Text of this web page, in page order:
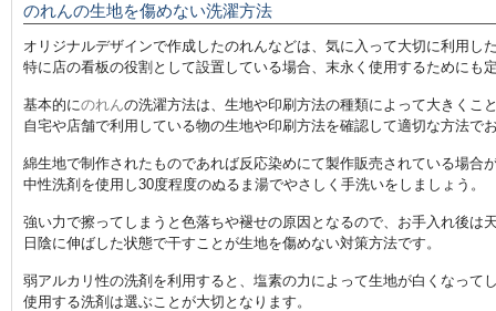
のれんの生地を傷めない洗濯方法
オリジナルデザインで作成したのれんなどは、気に入って大切に利用し
特に店の看板の役割として設置している場合、末永く使用するためにも
基本的にのれんの洗濯方法は、生地や印刷方法の種類によって大きくこ
自宅や店舗で利用している物の生地や印刷方法を確認して適切な方法で
綿生地で制作されたものであれば反応染めにて製作販売されている場合
中性洗剤を使用し30度程度のぬるま湯でやさしく手洗いをしましょう。
強い力で擦ってしまうと色落ちや褪せの原因となるので、お手入れ後は
日陰に伸ばした状態で干すことが生地を傷めない対策方法です。
弱アルカリ性の洗剤を利用すると、塩素の力によって生地が白くなって
使用する洗剤は選ぶことが大切となります。